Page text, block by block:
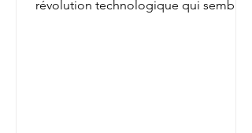
révolution technologique qui semble